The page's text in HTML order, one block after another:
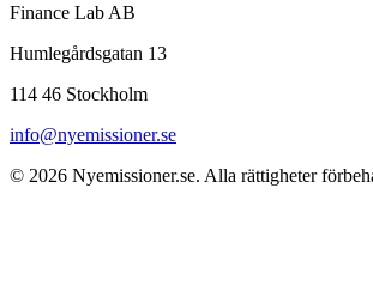
Finance Lab AB
Humlegårdsgatan 13
114 46 Stockholm
info@nyemissioner.se
© 2026 Nyemissioner.se. Alla rättigheter